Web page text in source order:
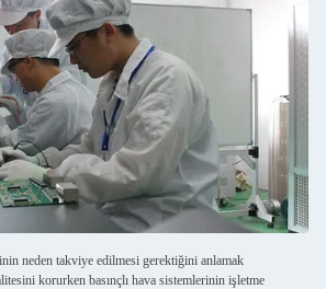
neden takviye edilmesi gerektiğini anlamak
korurken basınçlı hava sistemlerinin işletme